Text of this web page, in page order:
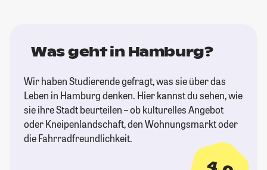
Was geht in Hamburg?
Wir haben Studierende gefragt, was sie über das
Leben in Hamburg denken. Hier kannst du sehen, wie
sie ihre Stadt beurteilen – ob kulturelles Angebot
oder Kneipenlandschaft, den Wohnungsmarkt oder
die Fahrradfreundlichkeit.